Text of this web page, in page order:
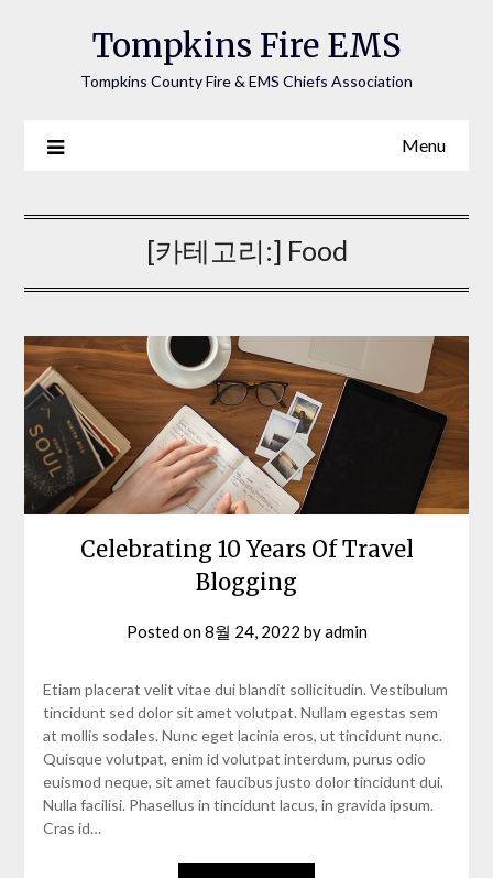
Tompkins Fire EMS
Tompkins County Fire & EMS Chiefs Association
Menu
[카테고리:] Food
Celebrating 10 Years Of Travel
Blogging
Posted on8월 24, 2022 byadmin
Etiam placerat velit vitae dui blandit sollicitudin. Vestibulum
tincidunt sed dolor sit amet volutpat. Nullam egestas sem
at mollis sodales. Nunc eget lacinia eros, ut tincidunt nunc.
Quisque volutpat, enim id volutpat interdum, purus odio
euismod neque, sit amet faucibus justo dolor tincidunt dui.
Nulla facilisi. Phasellus in tincidunt lacus, in gravida ipsum.
Cras id…